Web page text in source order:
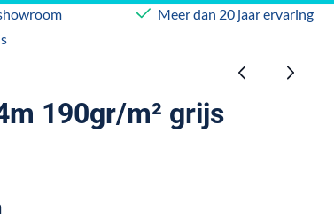
Meer dan 20 jaar ervaring
190gr/m² grijs